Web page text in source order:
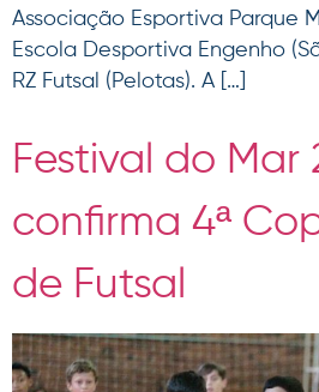
Associação Esportiva Parque
Escola Desportiva Engenho
RZ Futsal (Pelotas). A […]
Festival do Mar
confirma 4ª
de Futsal